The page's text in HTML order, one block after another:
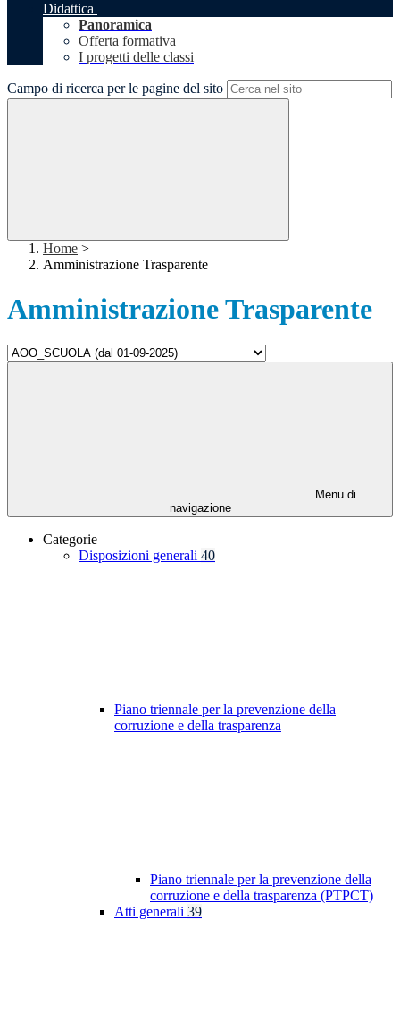
Didattica
Panoramica
Offerta formativa
I progetti delle classi
Campo di ricerca per le pagine del sito
Home >
Amministrazione Trasparente
Amministrazione Trasparente
Menu di
navigazione
Categorie
Disposizioni generali 40
Piano triennale per la prevenzione della
corruzione e della trasparenza
Piano triennale per la prevenzione della
corruzione e della trasparenza (PTPCT)
Atti generali 39